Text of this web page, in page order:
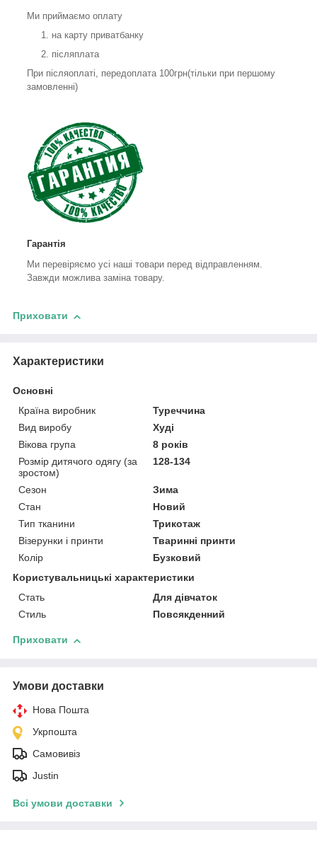
Ми приймаємо оплату
на карту приватбанку
післяплата
При післяоплаті, передоплата 100грн(тільки при першому
замовленні)
Гарантія
Ми перевіряємо усі наші товари перед відправленням.
Завжди можлива заміна товару.
Приховати
Характеристики
Основні
Країна виробник
Туреччина
Вид виробу
Худі
Вікова група
8 років
Розмір дитячого одягу (за
зростом)
128-134
Сезон
Зима
Стан
Новий
Тип тканини
Трикотаж
Візерунки і принти
Тваринні принти
Колір
Бузковий
Користувальницькі характеристики
Стать
Для дівчаток
Стиль
Повсякденний
Приховати
Умови доставки
Нова Пошта
Укрпошта
Самовивіз
Justin
Всі умови доставки